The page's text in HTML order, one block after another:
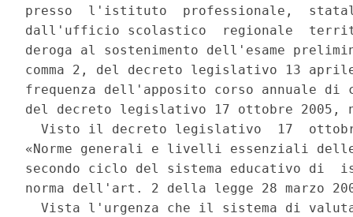
presso  l'istituto  professionale,
dall'ufficio scolastico  regionale
deroga al sostenimento dell'esame
comma 2, del decreto legislativo 13
frequenza dell'apposito corso annuale
del decreto legislativo 17 ottobre 2005,
Visto il decreto legislativo  17
«Norme generali e livelli essenziali
secondo ciclo del sistema educativo di
norma dell'art. 2 della legge 28 marzo
Vista l'urgenza che il sistema di